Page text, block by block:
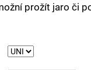
prožít jaro či